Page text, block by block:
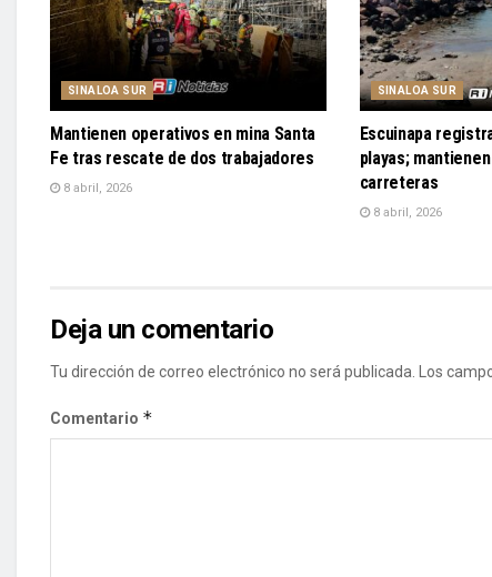
SINALOA SUR
Mantienen operativos en mina Santa
Fe tras rescate de dos trabajadores
8 abril, 2026
SINALOA SUR
Escuinapa
playas;
carreteras
8 abril, 2026
Deja un comentario
Tu dirección de correo electrónico no será publicada. Los
Comentario *